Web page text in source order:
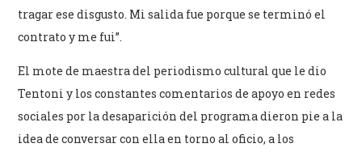
tragar ese disgusto. Mi salida fue porque se terminó el
contrato y me fui”.
El mote de maestra del periodismo cultural que le dio
Tentoni y los constantes comentarios de apoyo en redes
sociales por la desaparición del programa dieron pie a la
idea de conversar con ella en torno al oficio, a los